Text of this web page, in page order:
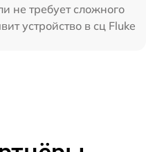
не требует сложного
устройство в сц Fluke